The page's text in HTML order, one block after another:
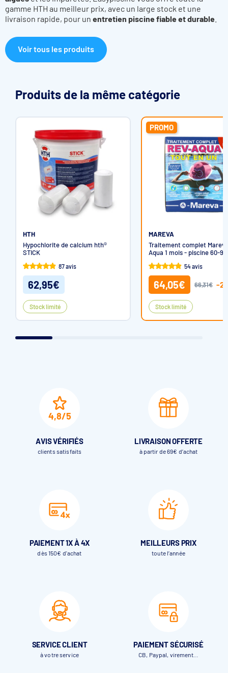
gamme HTH au meilleur prix, avec un large stock et une
livraison rapide, pour un entretien piscine fiable et durable
Voir tous les produits
Produits de la même catégorie
HTH
Hypochlorite de calcium hth®
STICK
87 avis
62,95€
Stock limité
PROMO
MAREVA
Traitement complet
Aqua 1 mois - piscine 60-
54 avis
64,05€ 66,31€ -
Stock limité
4,8/5
AVIS VÉRIFIÉS
clients satisfaits
LIVRAISON OFFERTE
à partir de 69€ d’achat
PAIEMENT 1X À 4X
dès 150€ d'achat
MEILLEURS PRIX
toute l’année
SERVICE CLIENT
à votre service
PAIEMENT SÉCURISÉ
CB, Paypal, virement…